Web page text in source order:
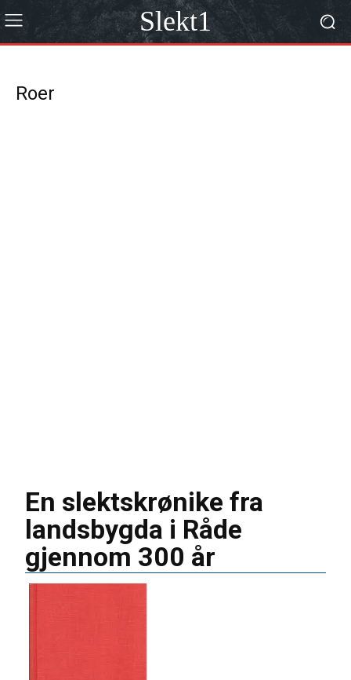
Slekt1
Roer
En slektskrønike fra
landsbygda i Råde
gjennom 300 år